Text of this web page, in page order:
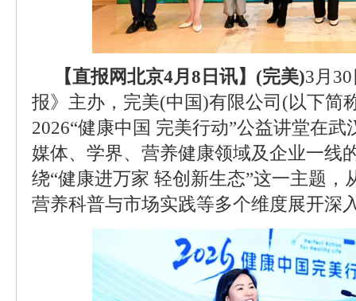
【直报网北京4月8日讯】(完美)3月
报》主办，完美(中国)有限公司(以下简
2026“健康中国 完美行动”公益讲堂在
媒体、学界、营养健康领域及企业一线
绕“健康进万家 轻创新生态”这一主题，
营养科普与市场实践等多个维度展开深